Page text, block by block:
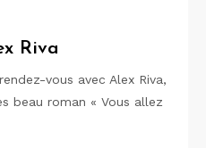
Riva
vous avec Alex Riva,
beau roman « Vous allez